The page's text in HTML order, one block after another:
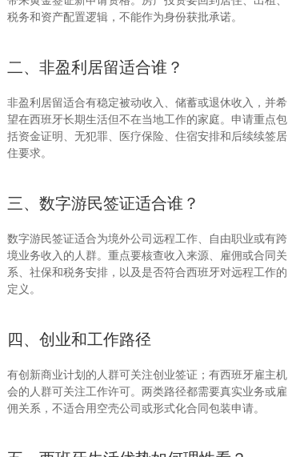
税务和资产配置逻辑，不能作为身份获批承诺。
二、非盈利居留适合谁？
非盈利居留适合有稳定被动收入、储蓄或退休收入，并希
望在西班牙长期生活但不在当地工作的家庭。申请重点包
括资金证明、无犯罪、医疗保险、住宿安排和后续续签居
住要求。
三、数字游民签证适合谁？
数字游民签证适合为境外公司远程工作、自由职业或有跨
境业务收入的人群。重点要核查收入来源、雇佣或合同关
系、社保和税务安排，以及是否符合西班牙对远程工作的
定义。
四、创业和工作路径
有创新商业计划的人群可关注创业签证；有西班牙雇主机
会的人群可关注工作许可。两类路径都需要真实业务或雇
佣关系，不适合用空壳公司或形式化合同包装申请。